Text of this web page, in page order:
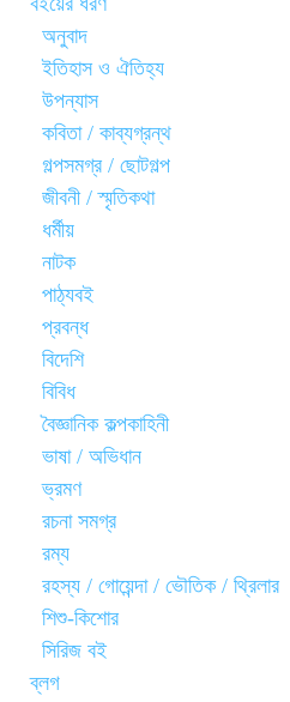
অনুবাদ
ইতিহাস ও ঐতিহ্য
উপন্যাস
কবিতা / কাব্যগ্রন্থ
গল্পসমগ্র / ছোটগল্প
জীবনী / স্মৃতিকথা
ধর্মীয়
নাটক
পাঠ্যবই
প্রবন্ধ
বিদেশি
বিবিধ
বৈজ্ঞানিক কল্পকাহিনী
ভাষা / অভিধান
ভ্রমণ
রচনা সমগ্র
রম্য
রহস্য / গোয়েন্দা / ভৌতিক / থ্রিলার
শিশু-কিশোর
সিরিজ বই
ব্লগ